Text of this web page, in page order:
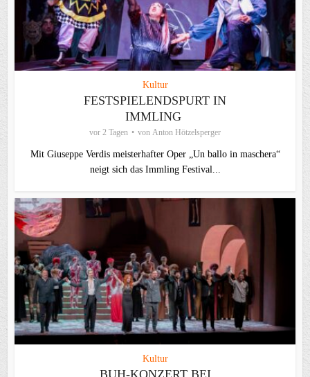
Kultur
FESTSPIELENDSPURT IN
IMMLING
vor 2 Tagen von Anton Hötzelsperger
Mit Giuseppe Verdis meisterhafter Oper „Un ballo in maschera“
neigt sich das Immling Festival...
Kultur
BUH-KONZERT BEI